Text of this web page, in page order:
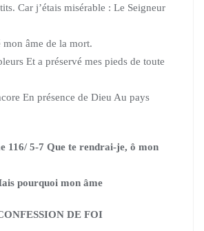
Car j’étais misérable : Le Seigneur
âme de la mort.
Et a préservé mes pieds de toute
En présence de Dieu Au pays
116/ 5-7 Que te rendrai-je, ô mon
pourquoi mon âme
DE FOI